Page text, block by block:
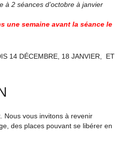
à 2 séances d’octobre à janvier
une semaine avant la séance le
14 DÉCEMBRE, 18 JANVIER, ET
Nous vous invitons à revenir
des places pouvant se libérer en